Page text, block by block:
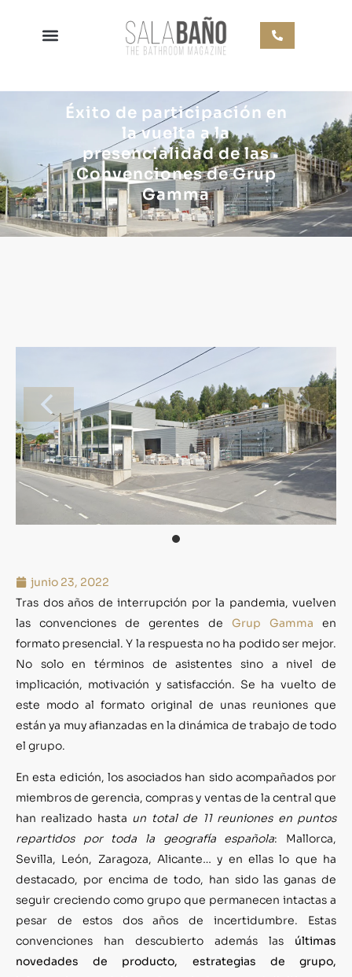
Éxito de participación en
la vuelta a la
presencialidad de las
Convenciones de Grup
Gamma
junio 23, 2022
Tras dos años de interrupción por la pandemia, vuelven
las convenciones de gerentes de Grup Gamma en
formato presencial. Y la respuesta no ha podido ser mejor.
No solo en términos de asistentes sino a nivel de
implicación, motivación y satisfacción. Se ha vuelto de
este modo al formato original de unas reuniones que
están ya muy afianzadas en la dinámica de trabajo de todo
el grupo.
En esta edición, los asociados han sido acompañados por
miembros de gerencia, compras y ventas de la central que
han realizado hasta un total de 11 reuniones en puntos
repartidos por toda la geografía española: Mallorca,
Sevilla, León, Zaragoza, Alicante… y en ellas lo que ha
destacado, por encima de todo, han sido las ganas de
seguir creciendo como grupo que permanecen intactas a
pesar de estos dos años de incertidumbre. Estas
convenciones han descubierto además las últimas
novedades de producto, estrategias de grupo,